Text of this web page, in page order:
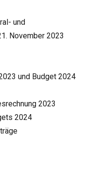
und
November 2023
und Budget 2024
2023
2024